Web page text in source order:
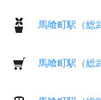
馬喰町駅（総
馬喰町駅（総